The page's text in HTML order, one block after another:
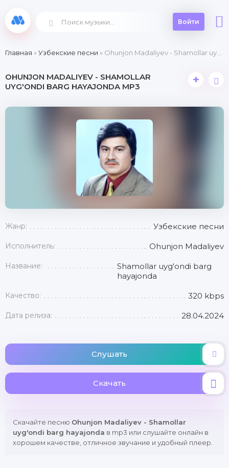
Войти
Главная »Узбекские песни » Ohunjon Madaliyev - Shamollar uyg'ondi barg hayajonda
OHUNJON MADALIYEV - SHAMOLLAR
UYG'ONDI BARG HAYAJONDA MP3
+
Жанр: Узбекские песни
Исполнитель: Ohunjon Madaliyev
Название:
Shamollar uyg'ondi barg
hayajonda
Качество: 320 kbps
Дата релиза: 28.04.2024
Слушать
Скачать
Скачайте песню Ohunjon Madaliyev - Shamollar
uyg'ondi barg hayajonda в mp3 или слушайте онлайн в
хорошем качестве, отличное звучание и удобный плеер.